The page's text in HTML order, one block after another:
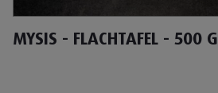
MYSIS - FLACHTAFEL - 500 G